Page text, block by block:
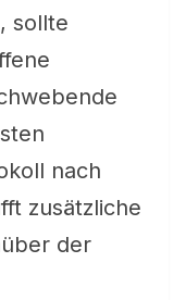
sollte
nach
zusätzliche
der